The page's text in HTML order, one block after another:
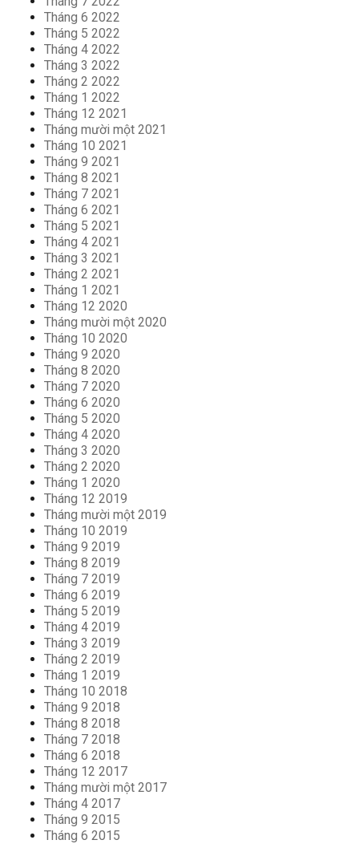
Tháng 6 2022
Tháng 5 2022
Tháng 4 2022
Tháng 3 2022
Tháng 2 2022
Tháng 1 2022
Tháng 12 2021
Tháng mười một 2021
Tháng 10 2021
Tháng 9 2021
Tháng 8 2021
Tháng 7 2021
Tháng 6 2021
Tháng 5 2021
Tháng 4 2021
Tháng 3 2021
Tháng 2 2021
Tháng 1 2021
Tháng 12 2020
Tháng mười một 2020
Tháng 10 2020
Tháng 9 2020
Tháng 8 2020
Tháng 7 2020
Tháng 6 2020
Tháng 5 2020
Tháng 4 2020
Tháng 3 2020
Tháng 2 2020
Tháng 1 2020
Tháng 12 2019
Tháng mười một 2019
Tháng 10 2019
Tháng 9 2019
Tháng 8 2019
Tháng 7 2019
Tháng 6 2019
Tháng 5 2019
Tháng 4 2019
Tháng 3 2019
Tháng 2 2019
Tháng 1 2019
Tháng 10 2018
Tháng 9 2018
Tháng 8 2018
Tháng 7 2018
Tháng 6 2018
Tháng 12 2017
Tháng mười một 2017
Tháng 4 2017
Tháng 9 2015
Tháng 6 2015